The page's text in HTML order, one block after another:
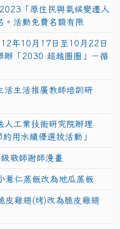
「原住民與氣候變遷人
。活動免費名額有限
年10月17日至10月22日
辦「2030 超越圈圈」－循
活生活推廣教師培訓研
人工業技術研究院辦理
用水績優選拔活動」
敬師謝師漫畫
薏仁蒸飯改為地瓜蒸飯
雞翅(烤)改為脆皮雞翅